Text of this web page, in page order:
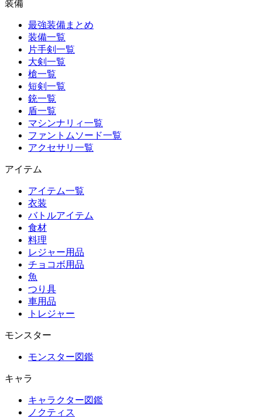
装備
最強装備まとめ
装備一覧
片手剣一覧
大剣一覧
槍一覧
短剣一覧
銃一覧
盾一覧
マシンナリィ一覧
ファントムソード一覧
アクセサリ一覧
アイテム
アイテム一覧
衣装
バトルアイテム
食材
料理
レジャー用品
チョコボ用品
魚
つり具
車用品
トレジャー
モンスター
モンスター図鑑
キャラ
キャラクター図鑑
ノクティス